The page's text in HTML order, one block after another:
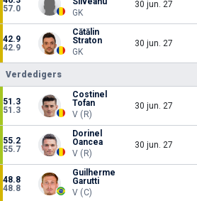
57.0
GK
30 jun. 27
42.9
42.9
Cătălin
Straton
GK
30 jun. 27
Verdedigers
51.3
51.3
Costinel
Tofan
V (R)
30 jun. 27
55.2
55.7
Dorinel
Oancea
V (R)
30 jun. 27
48.8
48.8
Guilherme
Garutti
V (C)